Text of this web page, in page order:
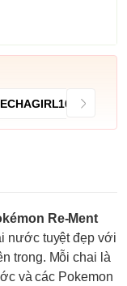
Re-Ment
nước tuyệt đẹp với
trong. Mỗi chai là
và các Pokemon